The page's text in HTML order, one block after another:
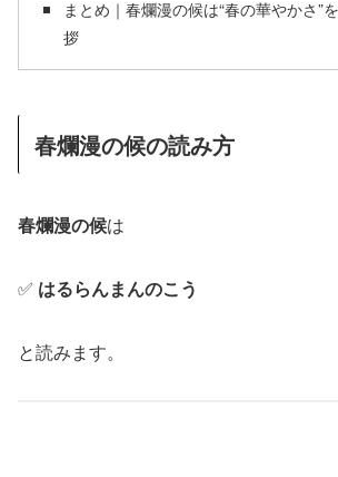
まとめ｜春爛漫の候は“春の華やかさ”
拶
春爛漫の候の読み方
春爛漫の候は
✅ はるらんまんのこう
と読みます。